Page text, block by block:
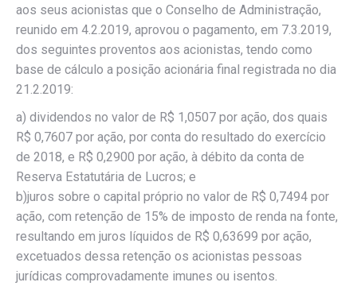
aos seus acionistas que o Conselho de Administração,
reunido em 4.2.2019, aprovou o pagamento, em 7.3.2019,
dos seguintes proventos aos acionistas, tendo como
base de cálculo a posição acionária final registrada no dia
21.2.2019:
a) dividendos no valor de R$ 1,0507 por ação, dos quais
R$ 0,7607 por ação, por conta do resultado do exercício
de 2018, e R$ 0,2900 por ação, à débito da conta de
Reserva Estatutária de Lucros; e
b)juros sobre o capital próprio no valor de R$ 0,7494 por
ação, com retenção de 15% de imposto de renda na fonte,
resultando em juros líquidos de R$ 0,63699 por ação,
excetuados dessa retenção os acionistas pessoas
jurídicas comprovadamente imunes ou isentos.